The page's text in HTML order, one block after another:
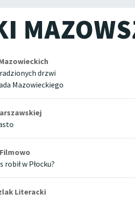
drzwi
Mazowieckiego
robił w Płocku?
Literacki